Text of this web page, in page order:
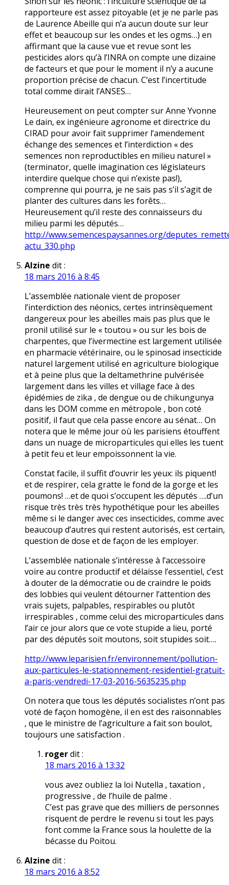
rapporteure est assez pitoyable (et je ne parle pas
de Laurence Abeille qui n’a aucun doute sur leur
effet et beaucoup sur les ondes et les ogms…) en
affirmant que la cause vue et revue sont les
pesticides alors qu’à l’INRA on compte une dizaine
de facteurs et que pour le moment il n’y a aucune
proportion précise de chacun. C’est l’incertitude
total comme dirait l’ANSES…
Heureusement on peut compter sur Anne Yvonne
Le dain, ex ingénieure agronome et directrice du
CIRAD pour avoir fait supprimer l’amendement
échange des semences et l’interdiction « des
semences non reproductibles en milieu naturel »
(terminator, quelle imagination ces législateurs
interdire quelque chose qui n’existe pas!),
comprenne qui pourra, je ne sais pas s’il s’agit de
planter des cultures dans les forêts…
Heureusement qu’il reste des connaisseurs du
milieu parmi les députés…
http://www.semencespaysannes.org/
actu_330.php
Alzine dit :
18 mars 2016 à 8:45
L’assemblée nationale vient de proposer
l’interdiction des néonics, certes intrinsèquement
dangereux pour les abeilles mais pas plus que le
fipronil utilisé sur le « toutou » ou sur les bois de
charpentes, que l’ivermectine est largement utilisée
en pharmacie vétérinaire, ou le spinosad insecticide
naturel largement utilisé en agriculture biologique
et à peine plus que la deltamethrine pulvérisée
largement dans les villes et village face à des
épidémies de zika , de dengue ou de chikungunya
dans les DOM comme en métropole , bon coté
positif, il faut que cela passe encore au sénat… On
notera que le même jour où les parisiens étouffent
dans un nuage de microparticules qui elles les tuent
à petit feu et leur empoissonnent la vie.
Constat facile, il suffit d’ouvrir les yeux: ils piquent!
et de respirer, cela gratte le fond de la gorge et les
poumons! …et de quoi s’occupent les députés ….d’un
risque très très très hypothétique pour les abeilles
même si le danger avec ces insecticides, comme avec
beaucoup d’autres qui restent autorisés, est certain,
question de dose et de façon de les employer.
L’assemblée nationale s’intéresse à l’accessoire
voire au contre productif et délaisse l’essentiel, c’est
à douter de la démocratie ou de craindre le poids
des lobbies qui veulent détourner l’attention des
vrais sujets, palpables, respirables ou plutôt
irrespirables , comme celui des microparticules dans
l’air ce jour alors que ce vote stupide a lieu, porté
par des députés soit moutons, soit stupides soit….
http://www.leparisien.fr/environnement/pollution-
aux-particules-le-stationnement-residentiel-gratuit-
a-paris-vendredi-17-03-2016-5635235.php
On notera que tous les députés socialistes n’ont pas
voté de façon homogène, il en est des raisonnables
, que le ministre de l’agriculture a fait son boulot,
toujours une satisfaction .
rogerdit :
18 mars 2016 à 13:32
vous avez oubliez la loi Nutella , taxation ,
progressive , de l’huile de palme .
C’est pas grave que des milliers de personnes
risquent de perdre le revenu si tout les pays
font comme la France sous la houlette de la
bécasse du Poitou.
Alzine dit :
18 mars 2016 à 8:52